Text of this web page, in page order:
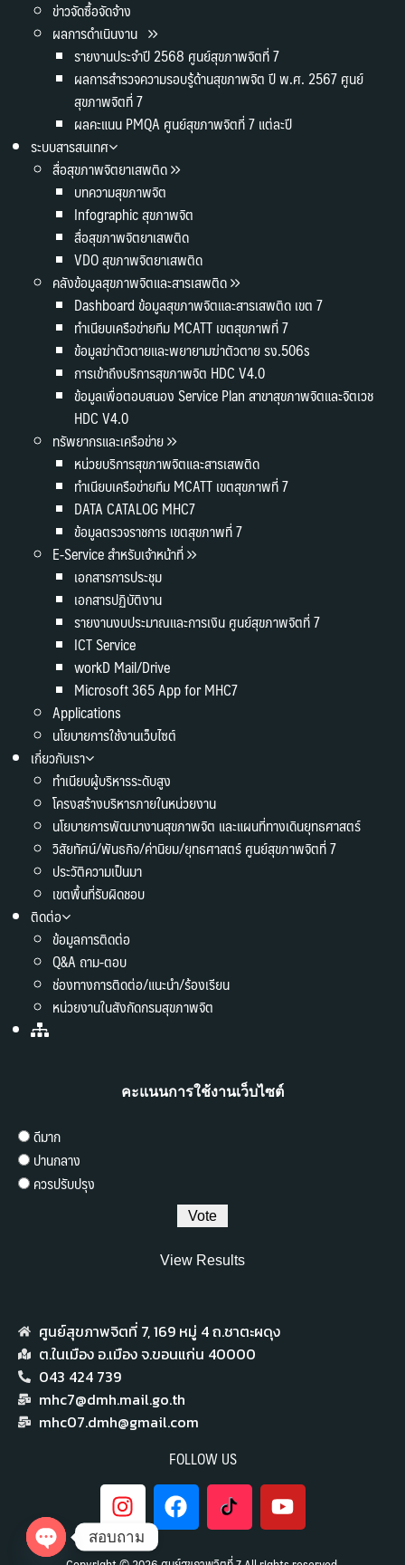
ข่าวจัดซื้อจัดจ้าง
ผลการดำเนินงาน
รายงานประจำปี 2568 ศูนย์สุขภาพจิตที่ 7
ผลการสำรวจความรอบรู้ด้านสุขภาพจิต ปี พ.ศ. 2567 ศูนย์
สุขภาพจิตที่ 7
ผลคะแนน PMQA ศูนย์สุขภาพจิตที่ 7 แต่ละปี
ระบบสารสนเทศ
สื่อสุขภาพจิตยาเสพติด
บทความสุขภาพจิต
Infographic สุขภาพจิต
สื่อสุขภาพจิตยาเสพติด
VDO สุขภาพจิตยาเสพติด
คลังข้อมูลสุขภาพจิตและสารเสพติด
Dashboard ข้อมูลสุขภาพจิตและสารเสพติด เขต 7
ทำเนียบเครือข่ายทีม MCATT เขตสุขภาพที่ 7
ข้อมูลฆ่าตัวตายและพยายามฆ่าตัวตาย รง.506s
การเข้าถึงบริการสุขภาพจิต HDC V4.0
ข้อมูลเพื่อตอบสนอง Service Plan สาขาสุขภาพจิตและจิตเวช
HDC V4.0
ทรัพยากรและเครือข่าย
หน่วยบริการสุขภาพจิตและสารเสพติด
ทำเนียบเครือข่ายทีม MCATT เขตสุขภาพที่ 7
DATA CATALOG MHC7
ข้อมูลตรวจราชการ เขตสุขภาพที่ 7
E-Service สำหรับเจ้าหน้าที่
เอกสารการประชุม
เอกสารปฏิบัติงาน
รายงานงบประมาณและการเงิน ศูนย์สุขภาพจิตที่ 7
ICT Service
workD Mail/Drive
Microsoft 365 App for MHC7
Applications
นโยบายการใช้งานเว็บไซต์
เกี่ยวกับเรา
ทำเนียบผู้บริหารระดับสูง
โครงสร้างบริหารภายในหน่วยงาน
นโยบายการพัฒนางานสุขภาพจิต และแผนที่ทางเดินยุทธศาสตร์
วิสัยทัศน์/พันธกิจ/ค่านิยม/ยุทธศาสตร์ ศูนย์สุขภาพจิตที่ 7
ประวัติความเป็นมา
เขตพื้นที่รับผิดชอบ
ติดต่อ
ข้อมูลการติดต่อ
Q&A ถาม-ตอบ
ช่องทางการติดต่อ/แนะนำ/ร้องเรียน
หน่วยงานในสังกัดกรมสุขภาพจิต
คะแนนการใช้งานเว็บไซต์
ดีมาก
ปานกลาง
ควรปรับปรุง
View Results
ศูนย์สุขภาพจิตที่ 7,​ 169 หมู่ 4 ถ.ชาตะผดุง
ต.ในเมือง อ.เมือง จ.ขอนแก่น 40000
043 424 739
mhc7@dmh.mail.go.th
mhc07.dmh@gmail.com
FOLLOW US
สอบถาม